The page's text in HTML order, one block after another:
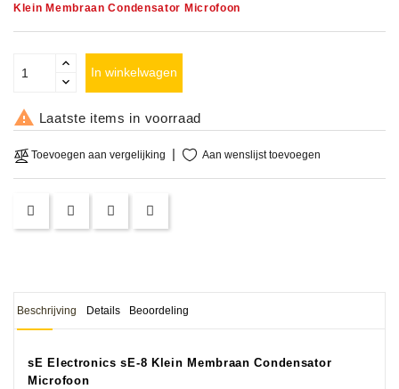
Klein Membraan Condensator Microfoon
In winkelwagen
 Laatste items in voorraad
Toevoegen aan vergelijking Aan wenslijst toevoegen
Beschrijving Details Beoordeling
sE Electronics sE-8 Klein Membraan Condensator
Microfoon